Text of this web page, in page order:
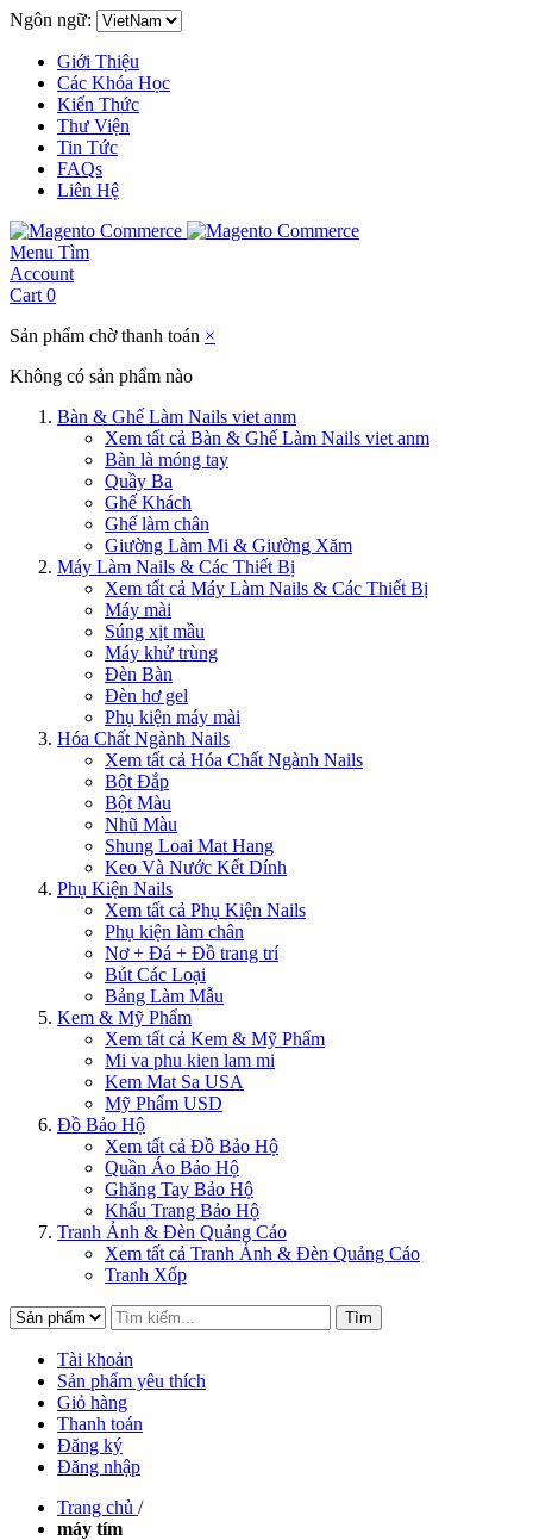
Ngôn ngữ:
Giới Thiệu
Các Khóa Học
Kiến Thức
Thư Viện
Tin Tức
FAQs
Liên Hệ
Menu Tìm
Account
Cart 0
Sản phẩm chờ thanh toán ×
Không có sản phẩm nào
Bàn & Ghế Làm Nails viet anm
Xem tất cả Bàn & Ghế Làm Nails viet anm
Bàn là móng tay
Quầy Ba
Ghế Khách
Ghế làm chân
Giường Làm Mi & Giường Xăm
Máy Làm Nails & Các Thiết Bị
Xem tất cả Máy Làm Nails & Các Thiết Bị
Máy mài
Súng xịt mầu
Máy khử trùng
Đèn Bàn
Đèn hơ gel
Phụ kiện máy mài
Hóa Chất Ngành Nails
Xem tất cả Hóa Chất Ngành Nails
Bột Đắp
Bột Màu
Nhũ Màu
Shung Loai Mat Hang
Keo Và Nước Kết Dính
Phụ Kiện Nails
Xem tất cả Phụ Kiện Nails
Phụ kiện làm chân
Nơ + Đá + Đồ trang trí
Bút Các Loại
Bảng Làm Mẫu
Kem & Mỹ Phẩm
Xem tất cả Kem & Mỹ Phẩm
Mi va phu kien lam mi
Kem Mat Sa USA
Mỹ Phẩm USD
Đồ Bảo Hộ
Xem tất cả Đồ Bảo Hộ
Quần Áo Bảo Hộ
Ghăng Tay Bảo Hộ
Khẩu Trang Bảo Hộ
Tranh Ảnh & Đèn Quảng Cáo
Xem tất cả Tranh Ảnh & Đèn Quảng Cáo
Tranh Xốp
Tìm
Tài khoản
Sản phẩm yêu thích
Giỏ hàng
Thanh toán
Đăng ký
Đăng nhập
Trang chủ /
máy tím